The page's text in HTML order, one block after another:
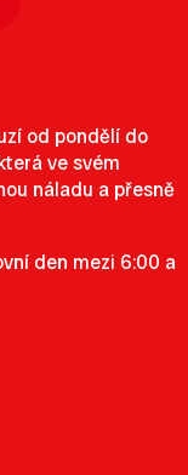
od pondělí do
ve svém
náladu a přesně
den mezi 6:00 a